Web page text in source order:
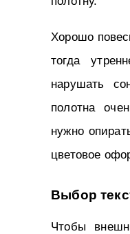
Хорошо
тогда
нарушать
полотна
нужно
цветовое
Выбор
Чтобы